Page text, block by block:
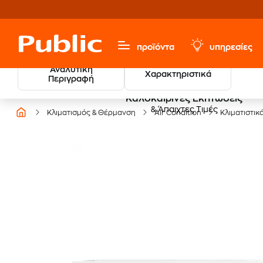
προϊόντα υπηρεσίες
Αναλυτική
Περιγραφή
Χαρακτηριστικά
Καλοκαιρινές Εκπτώσεις
& Άπαιχτες Τιμές
Κλιματισμός & Θέρμανση Air Condition